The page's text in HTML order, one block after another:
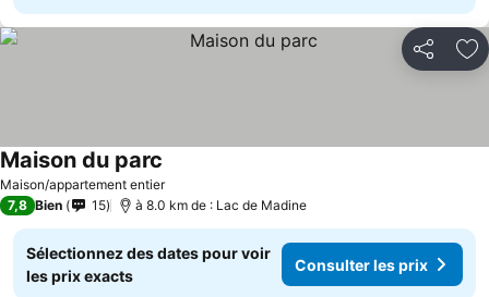
Partager
Maison/appartement entier
Maison du parc
7,8 Bien 15 à 8.0 km de : Lac de Madine
Sélectionnez des dates pour voir
les prix exacts
Consulter les prix